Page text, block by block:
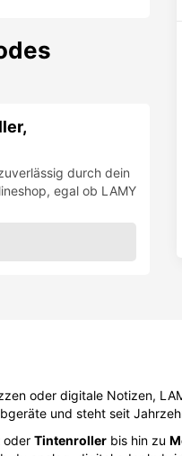
durch dein
egal ob LAMY
oder digitale Notizen,
und steht seit
oder Tintenroller bis hin zu